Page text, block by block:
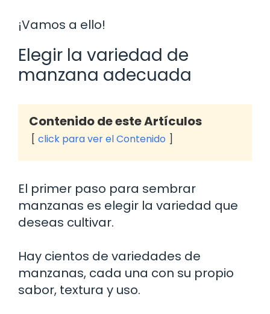
¡Vamos a ello!
Elegir la variedad de
manzana adecuada
Contenido de este Artículos
click para ver el Contenido
El primer paso para sembrar
manzanas es elegir la variedad que
deseas cultivar.
Hay cientos de variedades de
manzanas, cada una con su propio
sabor, textura y uso.